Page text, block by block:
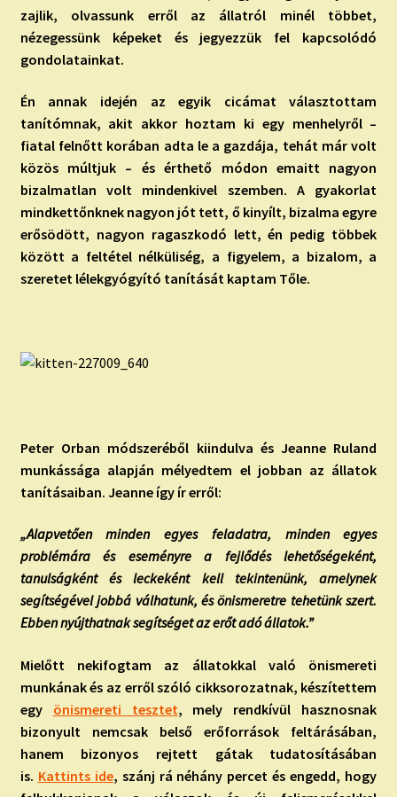
zajlik, olvassunk erről az állatról minél többet,
nézegessünk képeket és jegyezzük fel kapcsolódó
gondolatainkat.
Én annak idején az egyik cicámat választottam
tanítómnak, akit akkor hoztam ki egy menhelyről –
fiatal felnőtt korában adta le a gazdája, tehát már volt
közös múltjuk – és érthető módon emaitt nagyon
bizalmatlan volt mindenkivel szemben. A gyakorlat
mindkettőnknek nagyon jót tett, ő kinyílt, bizalma egyre
erősödött, nagyon ragaszkodó lett, én pedig többek
között a feltétel nélküliség, a figyelem, a bizalom, a
szeretet lélekgyógyító tanítását kaptam Tőle.
Peter Orban módszeréből kiindulva és Jeanne Ruland
munkássága alapján mélyedtem el jobban az állatok
tanításaiban. Jeanne így ír erről:
„Alapvetően minden egyes feladatra, minden egyes
problémára és eseményre a fejlődés lehetőségeként,
tanulságként és leckeként kell tekintenünk, amelynek
segítségével jobbá válhatunk, és önismeretre tehetünk szert.
Ebben nyújthatnak segítséget az erőt adó állatok.”
Mielőtt nekifogtam az állatokkal való önismereti
munkának és az erről szóló cikksorozatnak, készítettem
egy önismereti tesztet, mely rendkívül hasznosnak
bizonyult nemcsak belső erőforrások feltárásában,
hanem bizonyos rejtett gátak tudatosításában
is. Kattints ide, szánj rá néhány percet és engedd, hogy